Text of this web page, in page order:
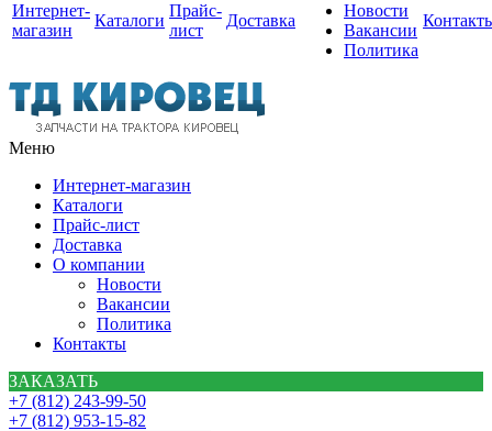
Интернет-
магазин
Каталоги
Прайс-
лист
Доставка
Новости
Вакансии
Политика
Меню
Интернет-магазин
Каталоги
Прайс-лист
Доставка
О компании
Новости
Вакансии
Политика
Контакты
ЗАКАЗАТЬ
+7 (812) 243-99-50
+7 (812) 953-15-82